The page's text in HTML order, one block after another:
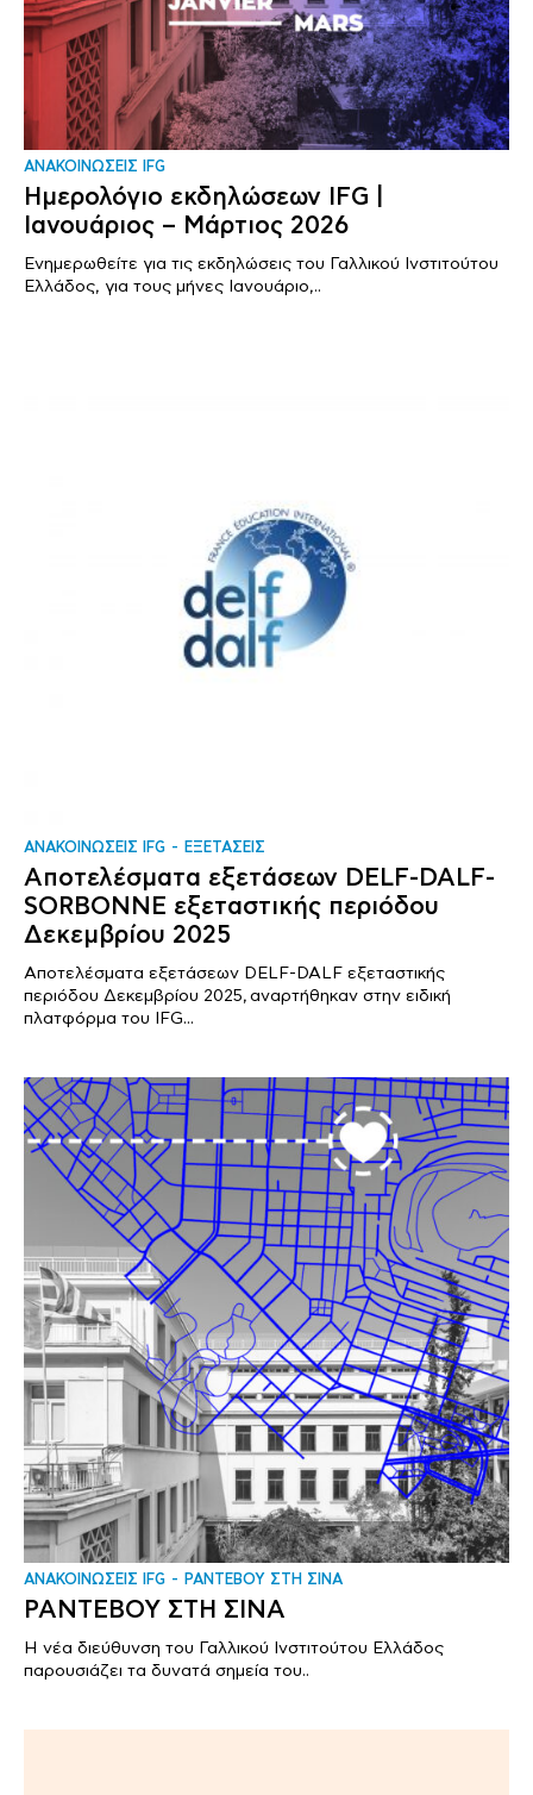
ΑΝΑΚΟΙΝΩΣΕΙΣ IFG
Ημερολόγιο εκδηλώσεων IFG |
Ιανουάριος – Μάρτιος 2026
Ενημερωθείτε για τις εκδηλώσεις του Γαλλικού Ινστιτούτου
Ελλάδος, για τους μήνες Ιανουάριο,..
ΑΝΑΚΟΙΝΩΣΕΙΣ IFG ΕΞΕΤΑΣΕΙΣ
Αποτελέσματα εξετάσεων DELF-DALF-
SORBONNE εξεταστικής περιόδου
Δεκεμβρίου 2025
Αποτελέσματα εξετάσεων DELF-DALF εξεταστικής
περιόδου Δεκεμβρίου 2025, αναρτήθηκαν στην ειδική
πλατφόρμα του IFG...
ΑΝΑΚΟΙΝΩΣΕΙΣ IFG ΡΑΝΤΕΒΟΥ ΣΤΗ ΣΙΝΑ
ΡΑΝΤΕΒΟΥ ΣΤΗ ΣΙΝΑ
Η νέα διεύθυνση του Γαλλικού Ινστιτούτου Ελλάδος
παρουσιάζει τα δυνατά σημεία του..